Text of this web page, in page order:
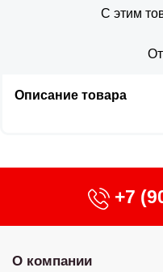
С этим
Описание товара
+7
О компании